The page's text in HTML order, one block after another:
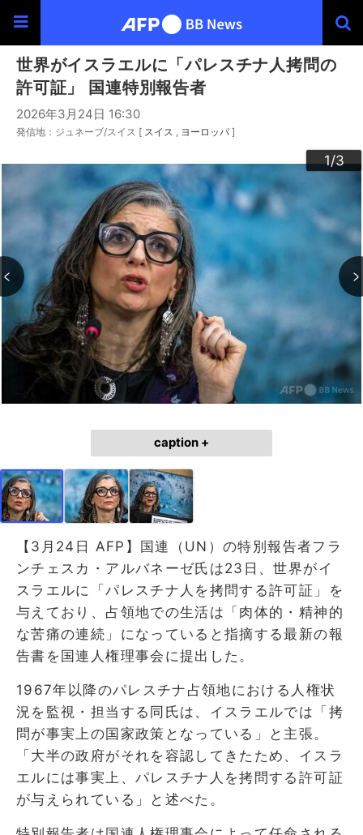
世界がイスラエルに「パレスチナ人拷問の
許可証」 国連特別報告者
2026年3月24日 16:30
発信地：ジュネーブ/スイス [ スイス ヨーロッパ ]
1/3
2/3
3/3
caption +
【3月24日 AFP】国連（UN）の特別報告者フラ
ンチェスカ・アルバネーゼ氏は23日、世界がイ
スラエルに「パレスチナ人を拷問する許可証」を
与えており、占領地での生活は「肉体的・精神的
な苦痛の連続」になっていると指摘する最新の報
告書を国連人権理事会に提出した。
1967年以降のパレスチナ占領地における人権状
況を監視・担当する同氏は、イスラエルでは「拷
問が事実上の国家政策となっている」と主張。
「大半の政府がそれを容認してきたため、イスラ
エルには事実上、パレスチナ人を拷問する許可証
が与えられている」と述べた。